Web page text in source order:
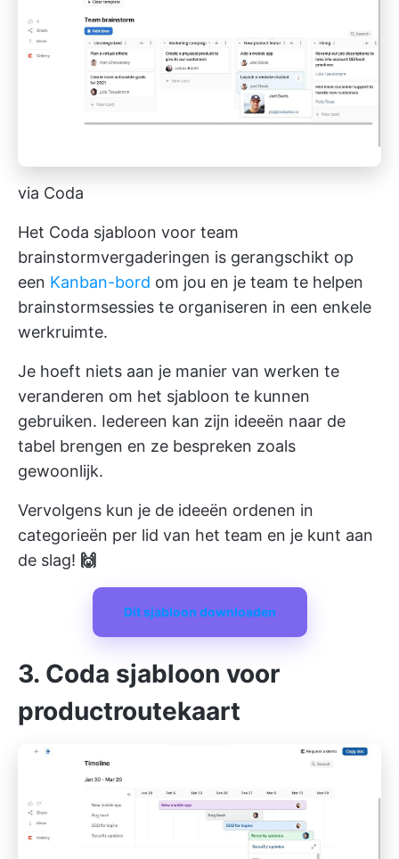
via Coda
Het Coda sjabloon voor team
brainstormvergaderingen is gerangschikt op
een Kanban-bord om jou en je team te helpen
brainstormsessies te organiseren in een enkele
werkruimte.
Je hoeft niets aan je manier van werken te
veranderen om het sjabloon te kunnen
gebruiken. Iedereen kan zijn ideeën naar de
tabel brengen en ze bespreken zoals
gewoonlijk.
Vervolgens kun je de ideeën ordenen in
categorieën per lid van het team en je kunt aan
de slag! 🙌
Dit sjabloon downloaden
3. Coda sjabloon voor
productroutekaart